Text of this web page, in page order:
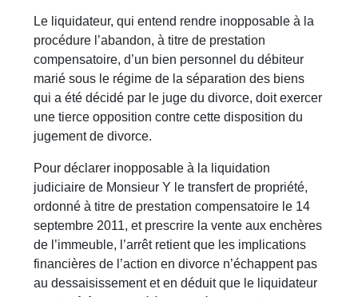
Le liquidateur, qui entend rendre inopposable à la
procédure l’abandon, à titre de prestation
compensatoire, d’un bien personnel du débiteur
marié sous le régime de la séparation des biens
qui a été décidé par le juge du divorce, doit exercer
une tierce opposition contre cette disposition du
jugement de divorce.
Pour déclarer inopposable à la liquidation
judiciaire de Monsieur Y le transfert de propriété,
ordonné à titre de prestation compensatoire le 14
septembre 2011, et prescrire la vente aux enchères
de l’immeuble, l’arrêt retient que les implications
financières de l’action en divorce n’échappent pas
au dessaisissement et en déduit que le liquidateur